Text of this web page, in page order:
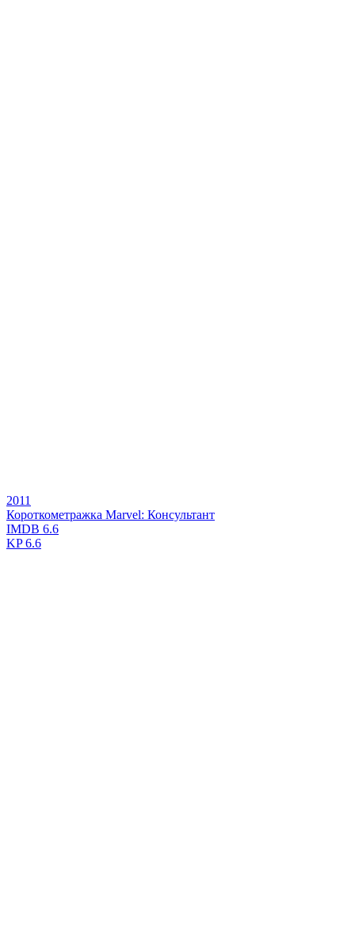
2011
Короткометражка Marvel: Консультант
IMDB 6.6
KP6.6